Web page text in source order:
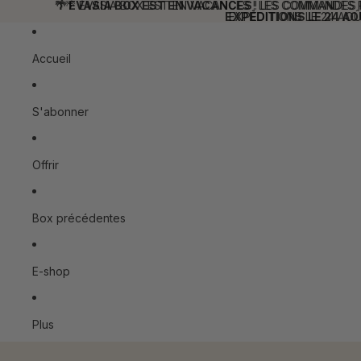
🌴 ÉVASIA BOX EST EN VACANCES! LES
EXPÉDITIONS LE 24
🌴 ÉVASIA BOX EST EN VACANCES ! LES COMMANDES
EXPÉDITIONS LE 24
Accueil
S'abonner
Offrir
Box précédentes
E-shop
Plus